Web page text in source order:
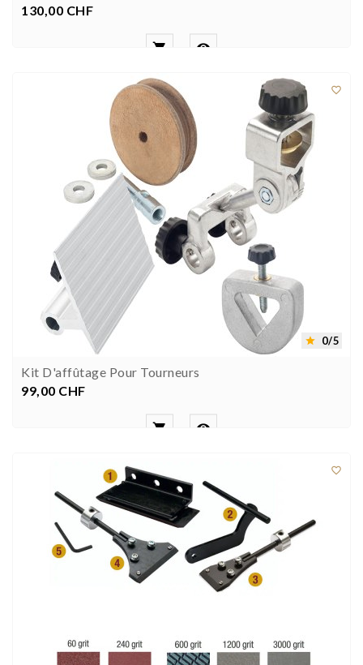
Prezzo
130,00 CHF
 

 0/5
Kit D'affûtage Pour Tourneurs
Prezzo
99,00 CHF
 
